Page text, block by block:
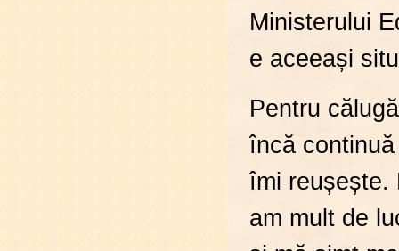
Ministerului
e aceeași
Pentru
încă
îmi reușește.
am mult de